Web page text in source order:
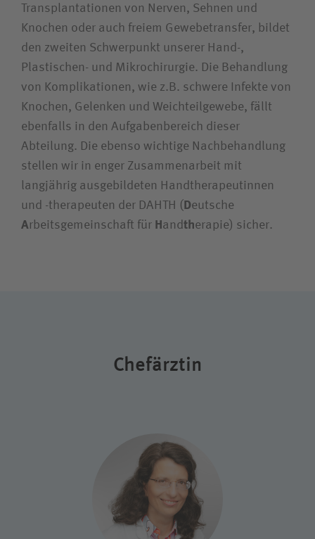
Transplantationen von Nerven, Sehnen und
Knochen oder auch freiem Gewebetransfer, bildet
den zweiten Schwerpunkt unserer Hand-,
Plastischen- und Mikrochirurgie. Die Behandlung
von Komplikationen, wie z.B. schwere Infekte von
Knochen, Gelenken und Weichteilgewebe, fällt
ebenfalls in den Aufgabenbereich dieser
Abteilung. Die ebenso wichtige Nachbehandlung
stellen wir in enger Zusammenarbeit mit
langjährig ausgebildeten Handtherapeutinnen
und -­therapeuten der DAHTH ( Deutsche
Arbeitsgemeinschaft für H andtherapie) sicher.
Chefärztin